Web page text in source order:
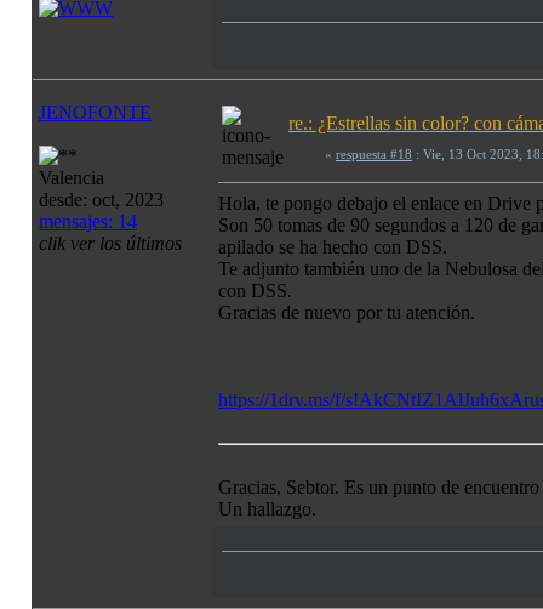
JENOFONTE
Valencia
desde: oct, 2023
mensajes: 14
clik ver los últimos
re.: ¿Estrellas sin color? con
« respuesta #18 : Vie, 13 Oct 2023,
Hola, te pongo debajo el enlace en Drive
Son 50 tomas de 90 segundos a 120 de
apilado se ha hecho con DSS.
Te adjunto también uno de la Nebulosa
con DSS.
Gracias de nuevo por tu atención.
https://1drv.ms/f/
Gracias, Sebtor. Es un punto de
Un hallazgo.